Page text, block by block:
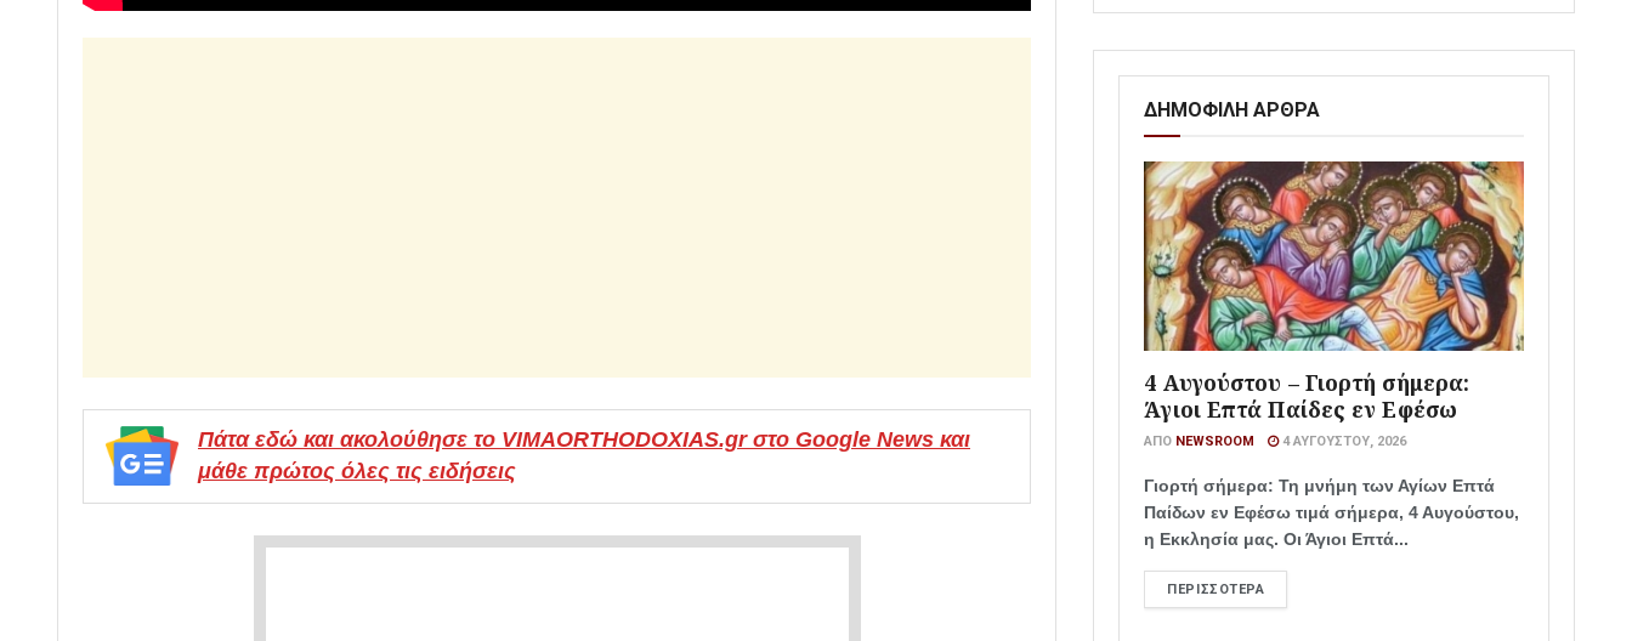
Πάτα εδώ και ακολούθησε το VIMAORTHODOXIAS.gr στο Google News και
μάθε πρώτος όλες τις ειδήσεις
ΔΗΜΟΦΙΛΗ ΑΡΘΡΑ
4 Αυγούστου – Γιορτή σήμερα:
Άγιοι Επτά Παίδες εν Εφέσω
ΑΠΌ NEWSROOM 4 ΑΥΓΟΎΣΤΟΥ, 2026
Γιορτή σήμερα: Τη μνήμη των Αγίων Επτά
Παίδων εν Εφέσω τιμά σήμερα, 4 Αυγούστου,
η Εκκλησία μας. Οι Άγιοι Επτά...
ΠΕΡΙΣΣΌΤΕΡΑ